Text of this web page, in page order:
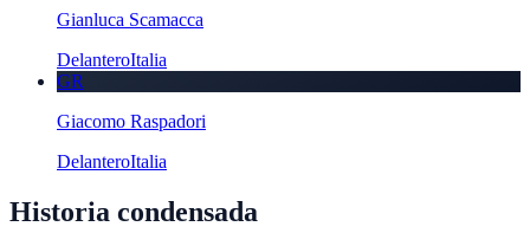
Gianluca Scamacca
DelanteroItalia
GR
Giacomo Raspadori
DelanteroItalia
Historia condensada